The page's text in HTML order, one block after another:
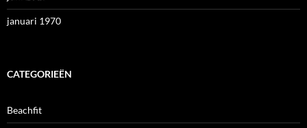
januari 1970
CATEGORIEËN
Beachfit